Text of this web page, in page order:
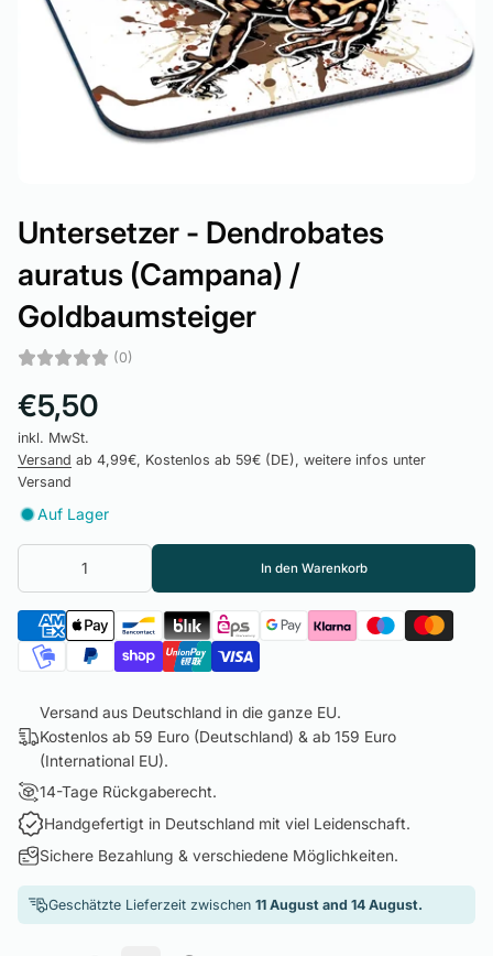
Untersetzer - Dendrobates
auratus (Campana) /
Goldbaumsteiger
(0)
€5,50
inkl. MwSt.
Versand ab 4,99€, Kostenlos ab 59€ (DE), weitere infos unter
Versand
Auf Lager
In den Warenkorb
Versand aus Deutschland in die ganze EU.
Kostenlos ab 59 Euro (Deutschland) & ab 159 Euro
(International EU).
14-Tage Rückgaberecht.
Handgefertigt in Deutschland mit viel Leidenschaft.
Sichere Bezahlung & verschiedene Möglichkeiten.
Geschätzte Lieferzeit zwischen 11 August and 14 August.